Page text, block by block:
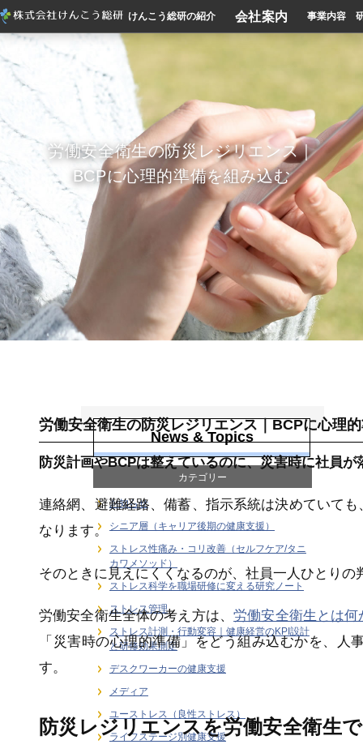
けんこう総研の紹介 会社案内 事業内容
労働安全衛生の防災レジリエンス｜
BCPに心理的準備を組み込む
労働安全衛生の防災レジリエンス｜BCPに心理
防災計画やBCPは整えているのに、災害時に社員
連絡網、避難経路、備蓄、指示系統は決めていて
なります。
そのときに見えにくくなるのが、社員一人ひとり
労働安全衛生全体の考え方は、労働安全衛生とは何
「災害時の心理的準備」をどう組み込むかを、
す。
防災レジリエンスを労働安全衛生
News & Topics
カテゴリー
お知らせ
シニア層（キャリア後期の健康支援）
ストレス性痛み・コリ改善（セルフケア/タニ
カワメソッド）
ストレス科学を職場研修に変える研究ノート
ストレス管理
ストレス計測・行動変容｜健康経営のKPI設計
と研修効果測定
デスクワーカーの健康支援
メディア
ユーストレス（良性ストレス）
ライフステージ別健康支援